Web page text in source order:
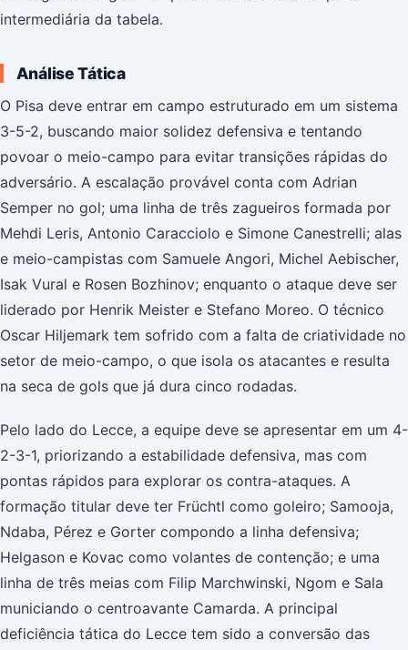
intermediária da tabela.
Análise Tática
O Pisa deve entrar em campo estruturado em um sistema
3-5-2, buscando maior solidez defensiva e tentando
povoar o meio-campo para evitar transições rápidas do
adversário. A escalação provável conta com Adrian
Semper no gol; uma linha de três zagueiros formada por
Mehdi Leris, Antonio Caracciolo e Simone Canestrelli; alas
e meio-campistas com Samuele Angori, Michel Aebischer,
Isak Vural e Rosen Bozhinov; enquanto o ataque deve ser
liderado por Henrik Meister e Stefano Moreo. O técnico
Oscar Hiljemark tem sofrido com a falta de criatividade no
setor de meio-campo, o que isola os atacantes e resulta
na seca de gols que já dura cinco rodadas.
Pelo lado do Lecce, a equipe deve se apresentar em um 4-
2-3-1, priorizando a estabilidade defensiva, mas com
pontas rápidos para explorar os contra-ataques. A
formação titular deve ter Früchtl como goleiro; Samooja,
Ndaba, Pérez e Gorter compondo a linha defensiva;
Helgason e Kovac como volantes de contenção; e uma
linha de três meias com Filip Marchwinski, Ngom e Sala
municiando o centroavante Camarda. A principal
deficiência tática do Lecce tem sido a conversão das